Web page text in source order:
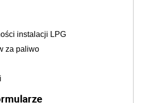
instalacji LPG
za paliwo